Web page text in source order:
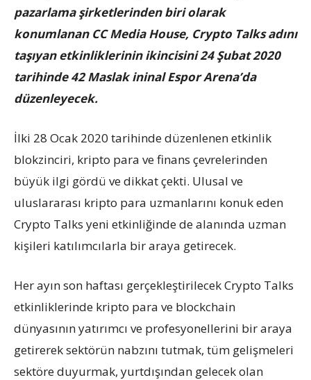
pazarlama şirketlerinden biri olarak
konumlanan CC Media House, Crypto Talks adını
taşıyan etkinliklerinin ikincisini 24 Şubat 2020
tarihinde 42 Maslak ininal Espor Arena’da
düzenleyecek.
İlki 28 Ocak 2020 tarihinde düzenlenen etkinlik
blokzinciri, kripto para ve finans çevrelerinden
büyük ilgi gördü ve dikkat çekti. Ulusal ve
uluslararası kripto para uzmanlarını konuk eden
Crypto Talks yeni etkinliğinde de alanında uzman
kişileri katılımcılarla bir araya getirecek.
Her ayın son haftası gerçekleştirilecek Crypto Talks
etkinliklerinde kripto para ve blockchain
dünyasının yatırımcı ve profesyonellerini bir araya
getirerek sektörün nabzını tutmak, tüm gelişmeleri
sektöre duyurmak, yurtdışından gelecek olan